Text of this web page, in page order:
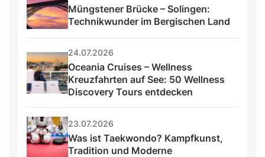
Müngstener Brücke – Solingen:
Technikwunder im Bergischen Land
24.07.2026
Oceania Cruises – Wellness
Kreuzfahrten auf See: 50 Wellness
Discovery Tours entdecken
23.07.2026
Was ist Taekwondo? Kampfkunst,
Tradition und Moderne